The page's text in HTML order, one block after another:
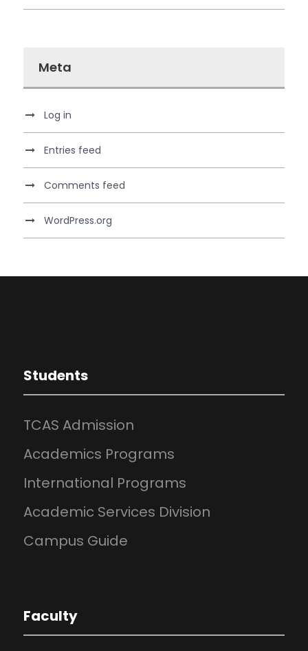
Meta
Log in
Entries feed
Comments feed
WordPress.org
Students
TCAS Admission
Academics Programs
International Programs
Academic Services Division
Campus Guide
Faculty